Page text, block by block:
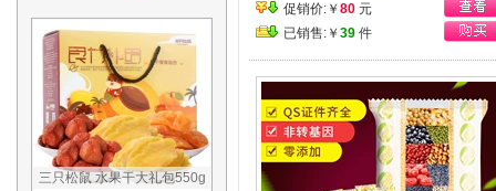
三只松鼠 水果干大礼包550g
促销价:￥ 80 元
已销售:￥ 39 件